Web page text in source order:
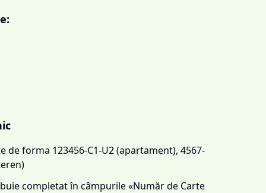
forma 123456-C1-U2 (apartament), 4567-
completat în câmpurile «Număr de Carte